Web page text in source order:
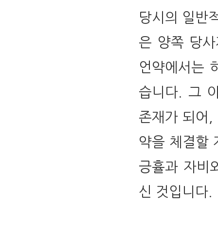
당시의 일반
은 양쪽 당
언약에서는
습니다. 그
존재가 되어,
약을 체결할
긍휼과 자비
신 것입니다.